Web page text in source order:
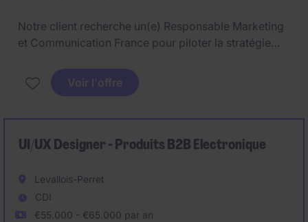
Notre client recherche un(e) Responsable Marketing
et Communication France pour piloter la stratégie
partenariats basé à Paris. Le poste couvre le
management d'équipe, le pilotage budgétaire, le
Voir l'offre
UI/UX Designer - Produits B2B Electronique
Levallois-Perret
CDI
€55.000 - €65.000 par an